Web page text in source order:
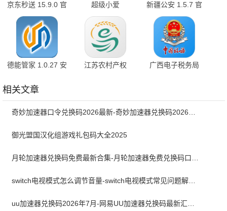
京东秒送 15.9.0 官
方版
超级小爱
7.9.10.1211 最新
版
新疆公安 1.5.7 官
方版
德能管家 1.0.27 安
江苏农村产权
广西电子税务局
相关文章
御光盟国汉化组游戏礼包码大全2025
switch电视模式怎么调节音量-switch电视模式常见问题解决方案